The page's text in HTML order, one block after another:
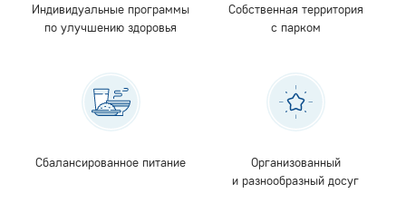
Индивидуальные программы
по улучшению здоровья
Собственная территория
с парком
Сбалансированное питание
Организованный
и разнообразный досуг